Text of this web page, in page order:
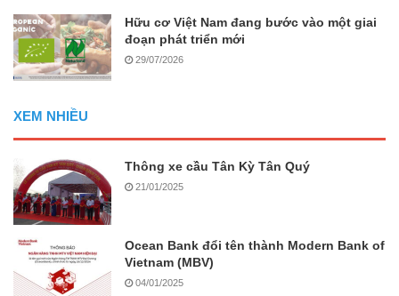
Hữu cơ Việt Nam đang bước vào một giai
đoạn phát triển mới
29/07/2026
XEM NHIỀU
Thông xe cầu Tân Kỳ Tân Quý
21/01/2025
Ocean Bank đổi tên thành Modern Bank of
Vietnam (MBV)
04/01/2025